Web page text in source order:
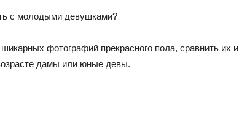
с молодыми девушками?
фотографий прекрасного пола, сравнить их и
дамы или юные девы.